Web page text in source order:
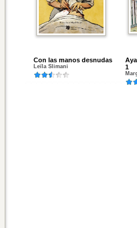
Con las manos desnudas
Leïla Slimani
1